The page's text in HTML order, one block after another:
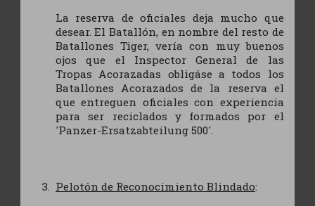
La reserva de oficiales deja mucho que
desear. El Batallón, en nombre del resto de
Batallones Tiger, vería con muy buenos
ojos que el Inspector General de las
Tropas Acorazadas obligáse a todos los
Batallones Acorazados de la reserva el
que entreguen oficiales con experiencia
para ser reciclados y formados por el
'Panzer-Ersatzabteilung 500'.
Pelotón de Reconocimiento Blindado: